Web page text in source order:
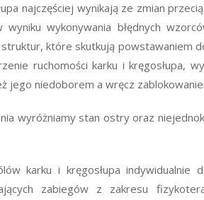
najczęściej wynikają ze zmian
wykonywania błędnych
które skutkują powstawaniem
ruchomości karku i kręgosłupa,
jego niedoborem a wręcz
wyróżniamy stan ostry oraz
karku i kręgosłupa indywidualnie
zabiegów z zakresu